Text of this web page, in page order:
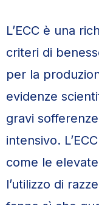
L’ECC è una
criteri di
per la
evidenze
gravi
intensivo.
come le
l’utilizzo di